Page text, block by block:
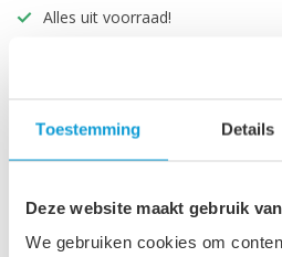
Toestemming Details
Deze website maakt gebruik
We gebruiken cookies om
Alles uit voorraad!
Productomschrijving